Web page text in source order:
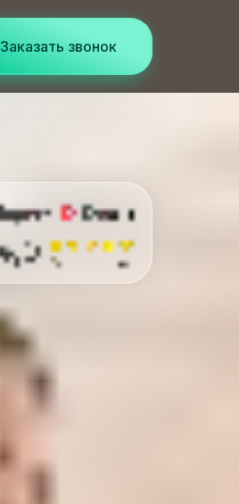
Заказать звонок